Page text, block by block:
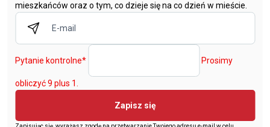
mieszkańców oraz o tym, co dzieje się na co dzień w mieście.
Pytanie kontrolne* Prosimy
obliczyć 9 plus 1.
Zapisz się